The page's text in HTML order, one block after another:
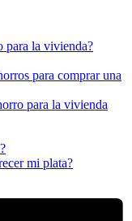
para la vivienda?
para comprar una
para la vivienda
mi plata?